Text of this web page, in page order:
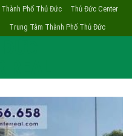
Thành Phố Thủ Đức
Thủ Đức Center
Trung Tâm Thành Phố Thủ Đức